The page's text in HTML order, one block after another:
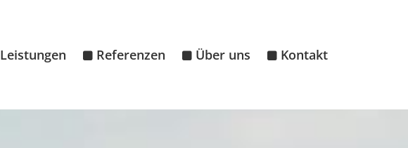
Leistungen Referenzen Über uns Kontakt